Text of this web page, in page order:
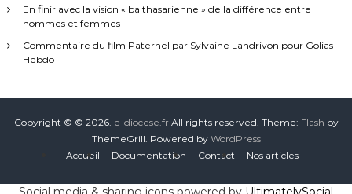
En finir avec la vision « balthasarienne » de la différence entre
hommes et femmes
Commentaire du film Paternel par Sylvaine Landrivon pour Golias
Hebdo
Copyright © © 2026. e-diocese.frAll rights reserved. Theme: Flash by
ThemeGrill. Powered by WordPress
Accueil
Documentation Contact Nos articles